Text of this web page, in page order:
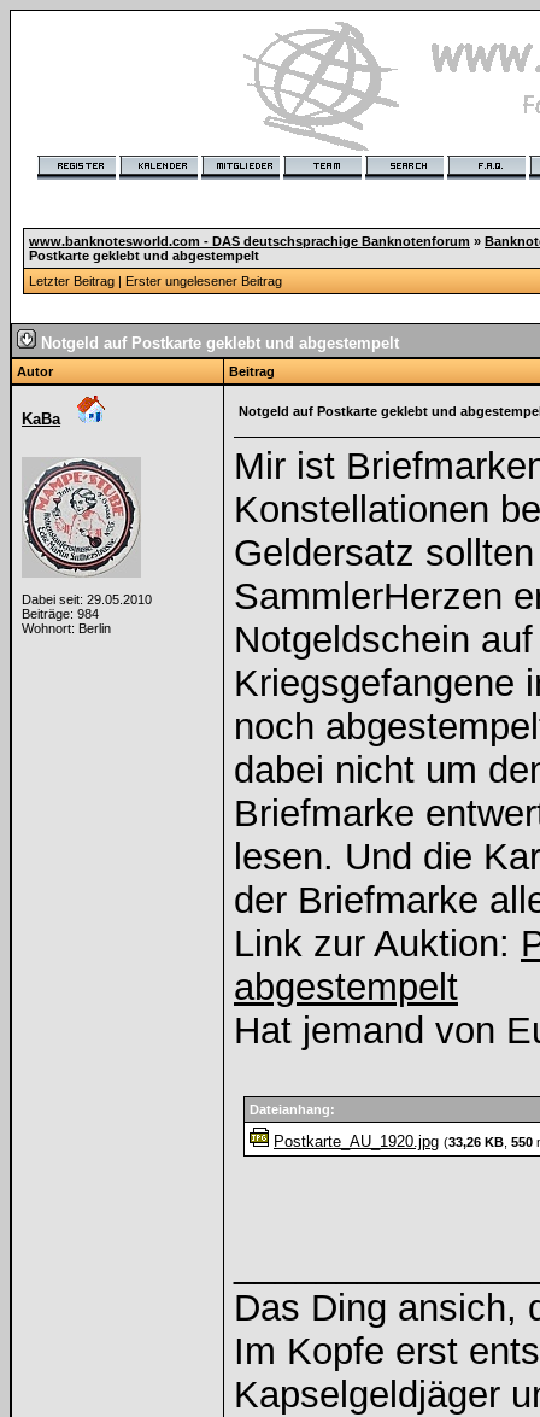
www.banknotesworld.com - DAS deutschsprachige Banknotenforum »
Postkarte geklebt und abgestempelt
Letzter Beitrag | Erster ungelesener Beitrag
Notgeld auf Postkarte geklebt und abgestempelt
Autor Beitrag
KaBa
Dabei seit: 29.05.2010
Beiträge: 984
Wohnort: Berlin
Notgeld auf Postkarte geklebt und
Mir ist
Konstellationen
Geldersatz
SammlerHerzen
Notgeldschein
Kriegsgefangene
noch
dabei nicht um
Briefmarke
lesen. Und die
der Briefmarke
Link zur Auktion:
abgestempelt
Hat jemand von
Dateianhang:
Postkarte_AU_1920.jpg (33,26 KB 550
Das Ding ansich,
Im Kopfe erst
Kapselgeldjäger